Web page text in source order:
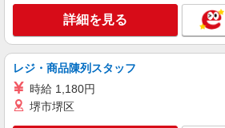
詳細を見る
レジ・商品陳列スタッフ
時給 1,180円
堺市堺区